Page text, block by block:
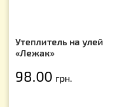
Утеплитель на улей
«Лежак»
98.00 грн.